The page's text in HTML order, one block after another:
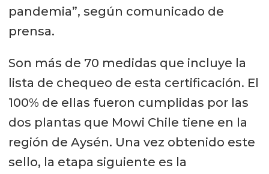
pandemia”, según comunicado de
prensa.
Son más de 70 medidas que incluye la
lista de chequeo de esta certificación. El
100% de ellas fueron cumplidas por las
dos plantas que Mowi Chile tiene en la
región de Aysén. Una vez obtenido este
sello, la etapa siguiente es la